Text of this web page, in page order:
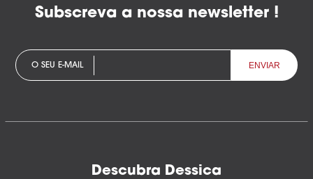
Subscreva a nossa newsletter !
O SEU E-MAIL
Descubra Dessica